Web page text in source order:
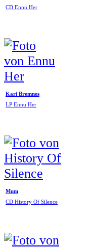
CD Ennu Her
Kari Bremnes
LP Ennu Her
Mum
CD History Of Silence